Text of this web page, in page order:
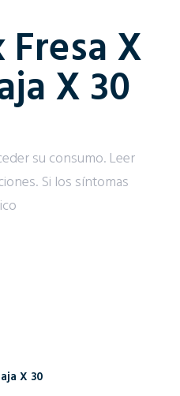
X
X 30
su consumo. Leer
Si los síntomas
X 30